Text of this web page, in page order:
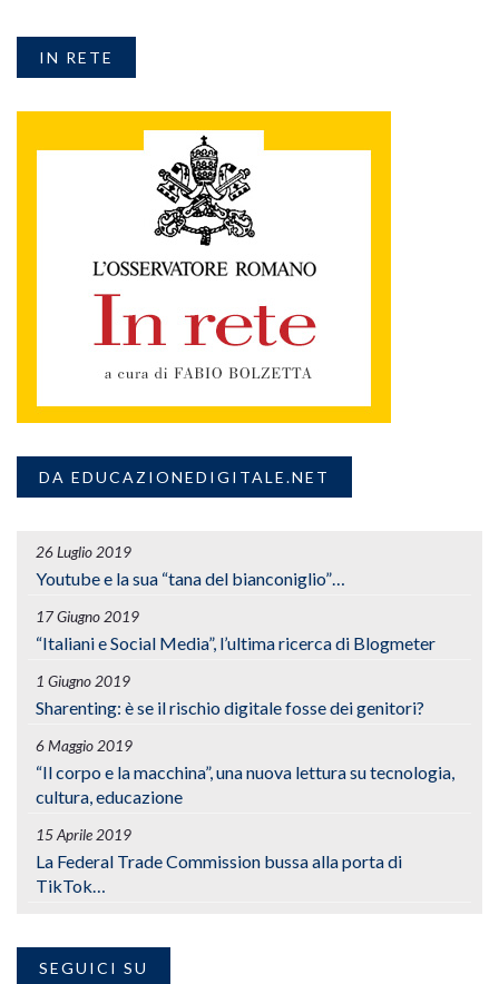
IN RETE
DA EDUCAZIONEDIGITALE.NET
26 Luglio 2019
Youtube e la sua “tana del bianconiglio”…
17 Giugno 2019
“Italiani e Social Media”, l’ultima ricerca di Blogmeter
1 Giugno 2019
Sharenting: è se il rischio digitale fosse dei genitori?
6 Maggio 2019
“Il corpo e la macchina”, una nuova lettura su tecnologia,
cultura, educazione
15 Aprile 2019
La Federal Trade Commission bussa alla porta di
TikTok…
SEGUICI SU